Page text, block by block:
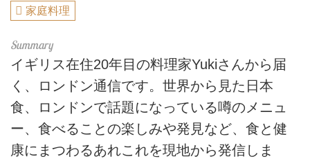
家庭料理
イギリス在住20年目の料理家Yukiさんから届
く、ロンドン通信です。世界から見た日本
食、ロンドンで話題になっている噂のメニュ
ー、食べることの楽しみや発見など、食と健
康にまつわるあれこれを現地から発信しま